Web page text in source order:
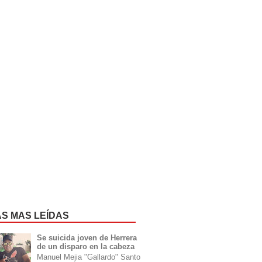
MAS LEÍDAS
Se suicida joven de Herrera
de un disparo en la cabeza
Manuel Mejia "Gallardo" Santo